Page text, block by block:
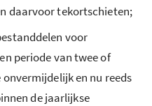
daarvoor tekortschieten;
voor
periode van twee of
en nu reeds
de jaarlijkse